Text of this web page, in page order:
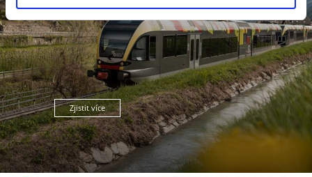
POLOHA & PŘÍJEZD
Zjistit více